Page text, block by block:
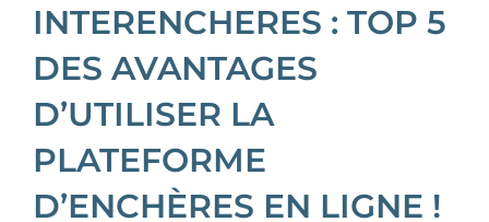
INTERENCHERES : TOP 5
DES AVANTAGES
D’UTILISER LA
PLATEFORME
D’ENCHÈRES EN LIGNE !